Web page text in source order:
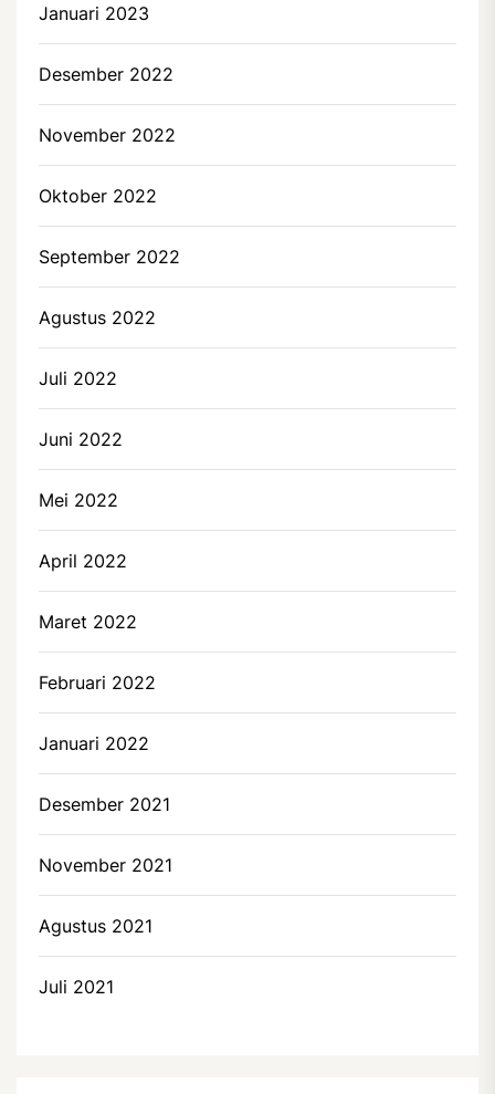
Januari 2023
Desember 2022
November 2022
Oktober 2022
September 2022
Agustus 2022
Juli 2022
Juni 2022
Mei 2022
April 2022
Maret 2022
Februari 2022
Januari 2022
Desember 2021
November 2021
Agustus 2021
Juli 2021